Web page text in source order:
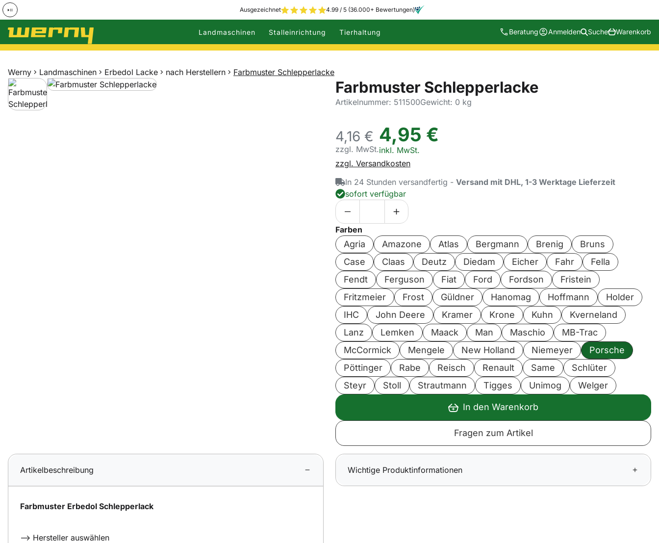
Ausgezeichnet 4.99 / 5 (36.000+ Bewertungen)
Zum Hauptinhalt springen
Landmaschinen Stalleinrichtung Tierhaltung Beratung Anmelden Suche Warenkorb
Werny Landmaschinen Erbedol Lacke nach Herstellern Farbmuster Schlepperlacke
Produktgalerie
Zur Kaufbox springen
Farbmuster Schlepperlacke
Artikelnummer: 511500Gewicht: 0 kg
4,16 €
zzgl. MwSt.
4,95 €
Steuerhinweis:
inkl. MwSt.
zzgl. Versandkosten
In 24 Stunden versandfertig - Versand mit DHL, 1-3 Werktage Lieferzeit
sofort verfügbar
Farben
Agria Amazone Atlas Bergmann Brenig
Bruns
Case
Claas Deutz Diedam Eicher Fahr
Fella
Fendt
Ferguson Fiat Ford Fordson
Fristein
Fritzmeier
Frost Güldner Hanomag Hoffmann
Holder
IHC
John Deere Kramer Krone Kuhn
Kverneland
Lanz
Lemken Maack Man Maschio
MB-Trac
McCormick
Mengele New Holland Niemeyer
Porsche
Pöttinger
Rabe Reisch Renault Same
Schlüter
Steyr
Stoll Strautmann Tigges Unimog Welger
In den Warenkorb
Fragen zum Artikel
Artikelbeschreibung
Farbmuster Erbedol Schlepperlack
--> Hersteller auswählen
Wichtige Produktinformationen